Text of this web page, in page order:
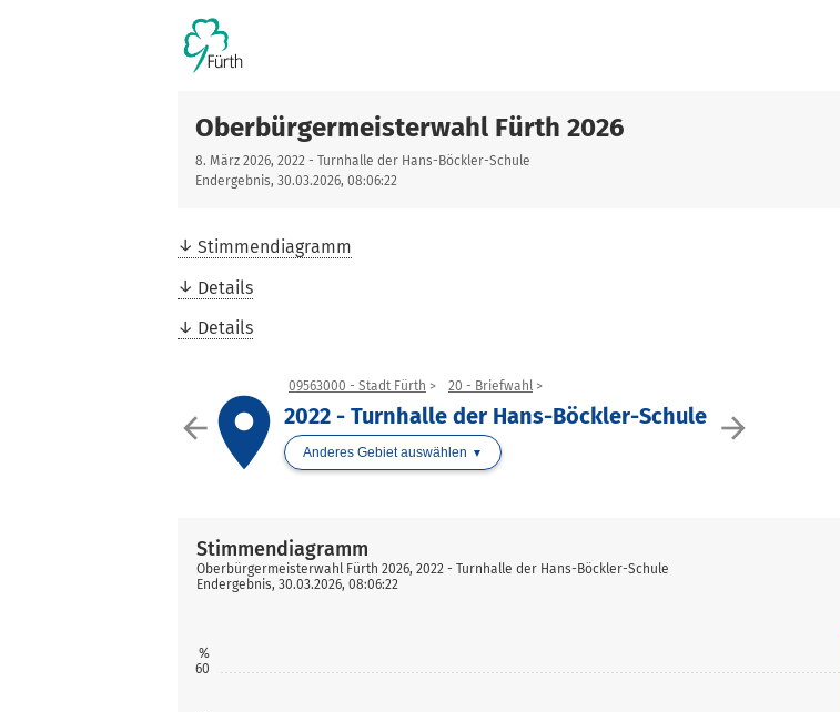
Oberbürgermeisterwahl Fürth 2026
8. März 2026, 2022 - Turnhalle der Hans-Böckler-Schule
Endergebnis, 30.03.2026, 08:06:22
Stimmendiagramm
Details
Details
arrow_back arrow_forward
place
09563000 - Stadt Fürth 20 - Briefwahl
2022 - Turnhalle der Hans-Böckler-Schule
Anderes Gebiet auswählen
60
%
Stimmendiagramm
Oberbürgermeisterwahl Fürth 2026, 2022 - Turnhalle der Hans-Böckler-Schule
Endergebnis, 30.03.2026, 08:06:22